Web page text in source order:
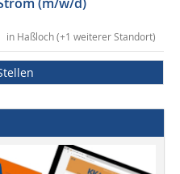
in Haßloch (+1 weiterer Standort)